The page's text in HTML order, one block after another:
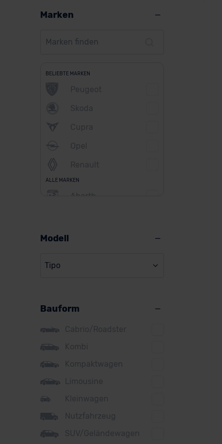
Marken
BELIEBTE MARKEN
Peugeot
Skoda
Cupra
Opel
Renault
ALLE MARKEN
Abarth
Citroen
Cupra
DS
Dacia
Fiat
Ford
Honda
Modell
Tipo
Bauform
Cabrio/Roadster
Kombi
Kompaktwagen
Limousine
Kleinwagen
Nutzfahrzeug
SUV/Geländewagen